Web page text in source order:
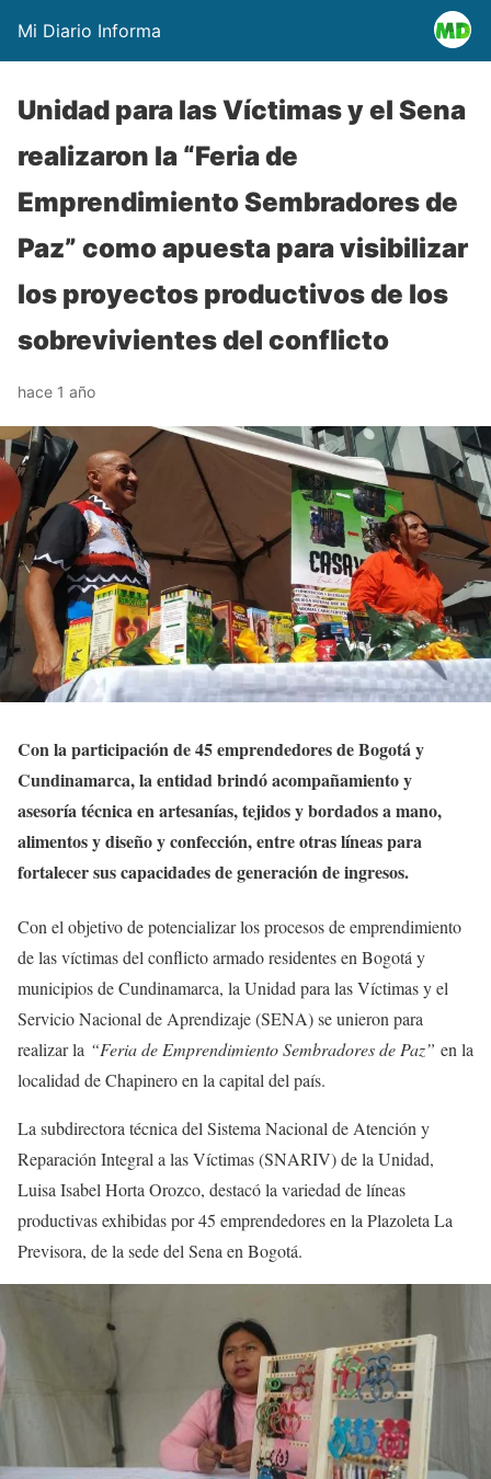
Mi Diario Informa
Unidad para las Víctimas y el Sena
realizaron la “Feria de
Emprendimiento Sembradores de
Paz” como apuesta para visibilizar
los proyectos productivos de los
sobrevivientes del conflicto
hace 1 año
Con la participación de 45 emprendedores de Bogotá y
Cundinamarca, la entidad brindó acompañamiento y
asesoría técnica en artesanías, tejidos y bordados a mano,
alimentos y diseño y confección, entre otras líneas para
fortalecer sus capacidades de generación de ingresos.
Con el objetivo de potencializar los procesos de emprendimiento
de las víctimas del conflicto armado residentes en Bogotá y
municipios de Cundinamarca, la Unidad para las Víctimas y el
Servicio Nacional de Aprendizaje (SENA) se unieron para
realizar la “Feria de Emprendimiento Sembradores de Paz” en la
localidad de Chapinero en la capital del país.
La subdirectora técnica del Sistema Nacional de Atención y
Reparación Integral a las Víctimas (SNARIV) de la Unidad,
Luisa Isabel Horta Orozco, destacó la variedad de líneas
productivas exhibidas por 45 emprendedores en la Plazoleta La
Previsora, de la sede del Sena en Bogotá.